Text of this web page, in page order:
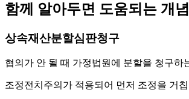
함께 알아두면 도움되는 개념
상속재산분할심판청구
협의가 안 될 때 가정법원에 분할을 청구하
조정전치주의가 적용되어 먼저 조정을 거